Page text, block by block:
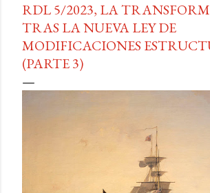
RDL 5/2023, LA
TRAS LA NUEVA LEY DE
MODIFICACIONES
(PARTE 3)